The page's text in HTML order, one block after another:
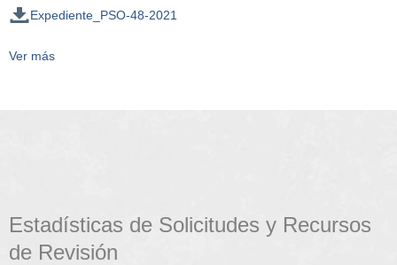
Expediente_PSO-48-2021
Ver más
Estadísticas de Solicitudes y Recursos
de Revisión